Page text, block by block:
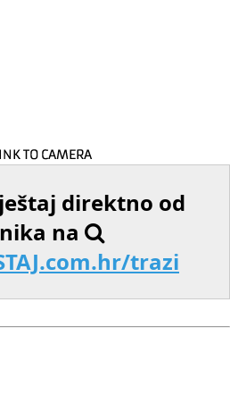
direktno od
na
trazi